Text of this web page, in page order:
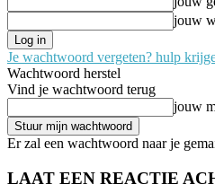
jouw
Je wachtwoord vergeten? hulp
Wachtwoord herstel
Vind je wachtwoord terug
jouw
Er zal een wachtwoord naar je
LAAT EEN REACTIE